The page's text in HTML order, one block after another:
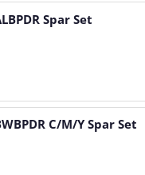
Spar Set
C/M/Y Spar Set